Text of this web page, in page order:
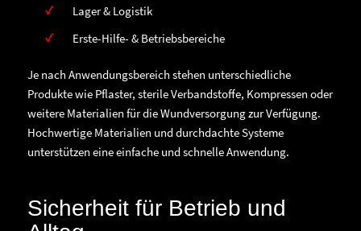
Lager & Logistik
Erste-Hilfe- & Betriebsbereiche
Je nach Anwendungsbereich stehen unterschiedliche
Produkte wie Pflaster, sterile Verbandstoffe, Kompressen oder
weitere Materialien für die Wundversorgung zur Verfügung.
Hochwertige Materialien und durchdachte Systeme
unterstützen eine einfache und schnelle Anwendung.
Sicherheit für Betrieb und